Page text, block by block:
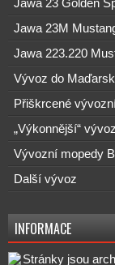
Jawa 23 Golden
Jawa 23M
Jawa 223.220
Vývoz do
Přiškrcené
„Výkonnější“
Vývozní mopedy
Další vývoz
INFORMACE